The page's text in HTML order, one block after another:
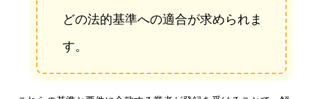
どの法的基準への適合が求められま
す。